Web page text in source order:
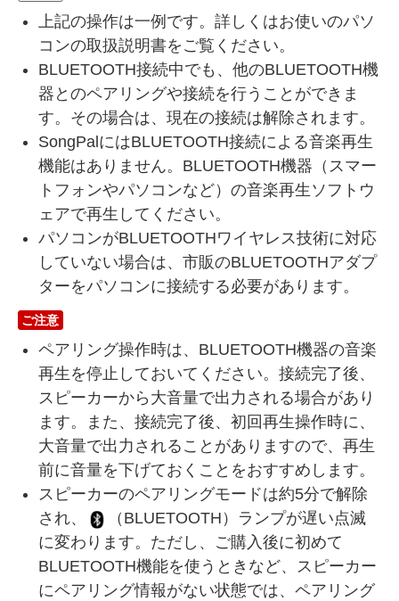
上記の操作は一例です。詳しくはお使いのパソ
コンの取扱説明書をご覧ください。
BLUETOOTH接続中でも、他のBLUETOOTH機
器とのペアリングや接続を行うことができま
す。その場合は、現在の接続は解除されます。
SongPalにはBLUETOOTH接続による音楽再生
機能はありません。BLUETOOTH機器（スマー
トフォンやパソコンなど）の音楽再生ソフトウ
ェアで再生してください。
パソコンがBLUETOOTHワイヤレス技術に対応
していない場合は、市販のBLUETOOTHアダプ
ターをパソコンに接続する必要があります。
ご注意
ペアリング操作時は、BLUETOOTH機器の音楽
再生を停止しておいてください。接続完了後、
スピーカーから大音量で出力される場合があり
ます。また、接続完了後、初回再生操作時に、
大音量で出力されることがありますので、再生
前に音量を下げておくことをおすすめします。
スピーカーのペアリングモードは約5分で解除
され、
（BLUETOOTH）ランプが遅い点滅
に変わります。ただし、ご購入後に初めて
BLUETOOTH機能を使うときなど、スピーカー
にペアリング情報がない状態では、ペアリング